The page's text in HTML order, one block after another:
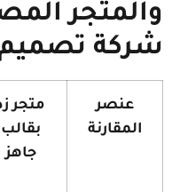
المصمم
متاجر
متجر زد
بقالب